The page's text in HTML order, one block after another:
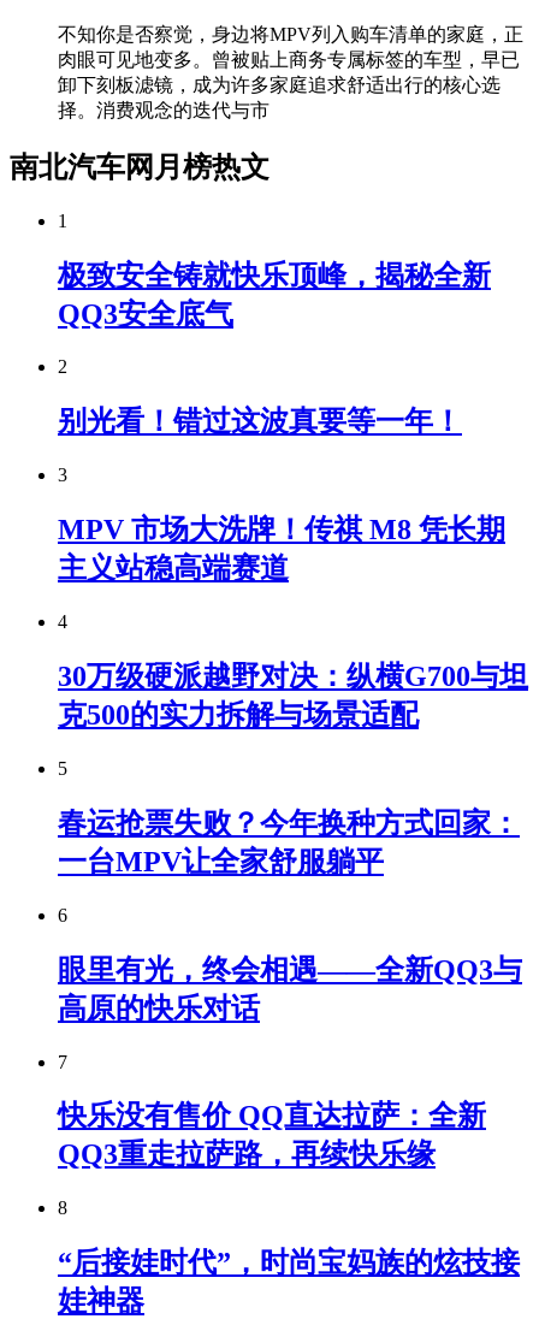
不知你是否察觉，身边将MPV列入购车清单的家庭，正
肉眼可见地变多。曾被贴上商务专属标签的车型，早已
卸下刻板滤镜，成为许多家庭追求舒适出行的核心选
择。消费观念的迭代与市
南北汽车网月榜热文
1
极致安全铸就快乐顶峰，揭秘全新
QQ3安全底气
2
别光看！错过这波真要等一年！
3
MPV 市场大洗牌！传祺 M8 凭长期
主义站稳高端赛道
4
30万级硬派越野对决：纵横G700与坦
克500的实力拆解与场景适配
5
春运抢票失败？今年换种方式回家：
一台MPV让全家舒服躺平
6
眼里有光，终会相遇——全新QQ3与
高原的快乐对话
7
快乐没有售价 QQ直达拉萨：全新
QQ3重走拉萨路，再续快乐缘
8
“后接娃时代”，时尚宝妈族的炫技接
娃神器